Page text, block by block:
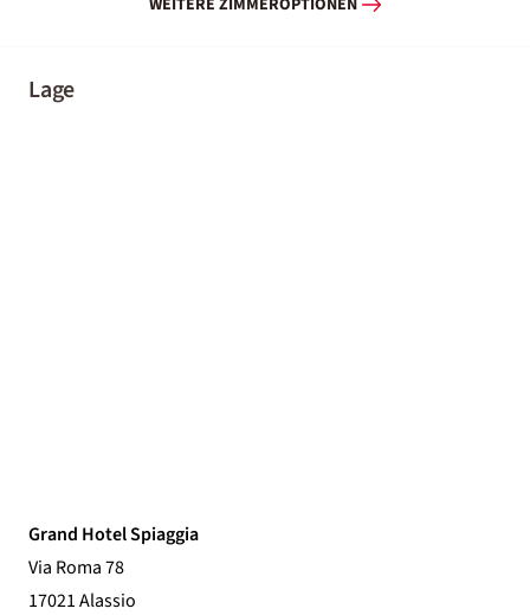
WEITERE ZIMMEROPTIONEN
Lage
Grand Hotel Spiaggia
Via Roma 78
17021 Alassio